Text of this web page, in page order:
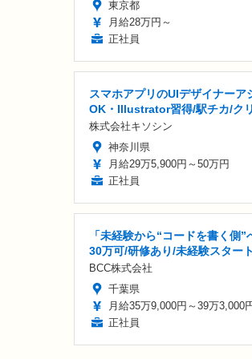
東京都
月給28万円～
正社員
スマホアプリのUIデザイナーア
OK・Illustrator習得/駅チカ/ク
株式会社キソシン
神奈川県
月給29万5,900円～50万円
正社員
「未経験から“コードを書く側
30万可/研修あり/未経験スター
BCC株式会社
千葉県
月給35万9,000円～39万3,000
正社員